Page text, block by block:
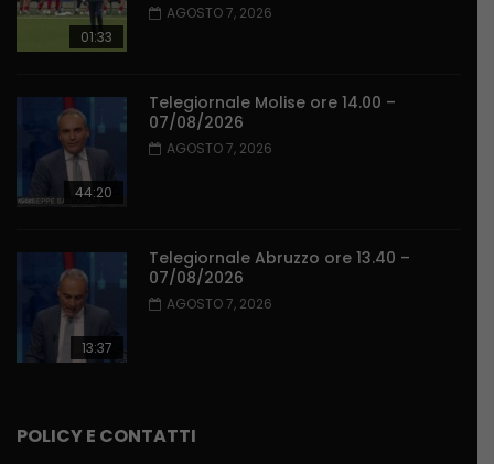
01:33
AGOSTO 7, 2026
44:20
Telegiornale Molise ore 14.00 –
07/08/2026
AGOSTO 7, 2026
13:37
Telegiornale Abruzzo ore 13.40 –
07/08/2026
AGOSTO 7, 2026
POLICY E CONTATTI